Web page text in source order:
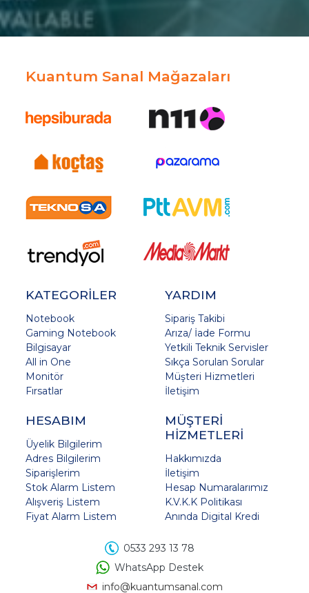
Kuantum Sanal Mağazaları
KATEGORİLER
Notebook
Gaming Notebook
Bilgisayar
All in One
Monitör
Fırsatlar
YARDIM
Sipariş Takibi
Arıza/ İade Formu
Yetkili Teknik Servisler
Sıkça Sorulan Sorular
Müşteri Hizmetleri
İletişim
HESABIM
Üyelik Bilgilerim
Adres Bilgilerim
Siparişlerim
Stok Alarm Listem
Alışveriş Listem
Fiyat Alarm Listem
MÜŞTERİ
HİZMETLERİ
Hakkımızda
İletişim
Hesap Numaralarımız
K.V.K.K Politikası
Anında Digital Kredi
0533 293 13 78
WhatsApp Destek
info@kuantumsanal.com